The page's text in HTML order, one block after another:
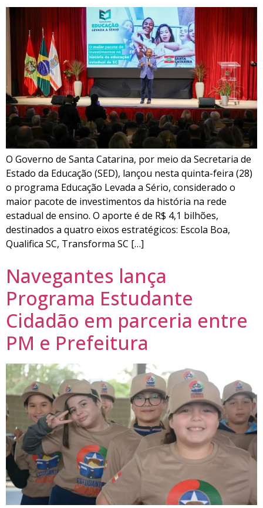
O Governo de Santa Catarina, por meio da Secretaria de
Estado da Educação (SED), lançou nesta quinta-feira (28)
o programa Educação Levada a Sério, considerado o
maior pacote de investimentos da história na rede
estadual de ensino. O aporte é de R$ 4,1 bilhões,
destinados a quatro eixos estratégicos: Escola Boa,
Qualifica SC, Transforma SC […]
Navegantes lança
Programa Estudante
Cidadão em parceria entre
PM e Prefeitura